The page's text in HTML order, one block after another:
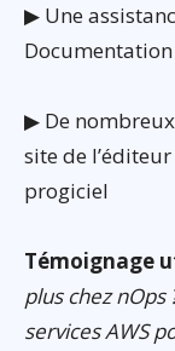
▶ Une
▶ De
site de
progiciel
Témoignage
plus chez
services AWS